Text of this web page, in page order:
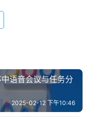
语音会议与任务分
2025-02-12 下午10:46